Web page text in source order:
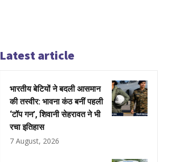
Latest article
भारतीय बेटियों ने बदली आसमान
की तस्वीर: भावना कंठ बनीं पहली
‘टॉप गन’, शिवानी सेहरावत ने भी
रचा इतिहास
7 August, 2026